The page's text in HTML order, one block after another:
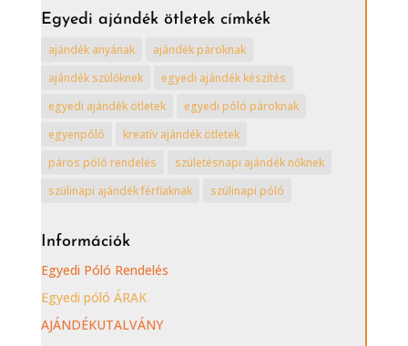
ötletek
kategóriái
Egyedi ajándék ötletek címkék
ajándék anyának
ajándék pároknak
ajándék szülőknek
egyedi ajándék készítés
egyedi ajándék ötletek
egyedi póló pároknak
egyenpóló
kreatív ajándék ötletek
páros póló rendelés
születésnapi ajándék nőknek
szülinapi ajándék férfiaknak
szülinapi póló
Információk
Egyedi Póló Rendelés
Egyedi póló ÁRAK
AJÁNDÉKUTALVÁNY